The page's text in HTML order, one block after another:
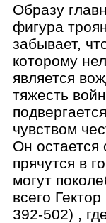
Образу
фигура
забывает,
которому
является
тяжесть
чувством
Он остается
прячутся в
могут
всего
392-502) ,